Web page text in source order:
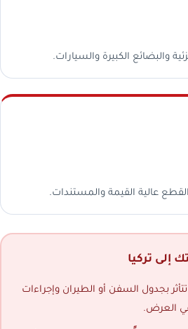
والبضائع الكبيرة والسيارات.
عالية القيمة والمستندات.
إلى تركيا
بجدول السفن أو الطيران وإجراءات
في العرض.